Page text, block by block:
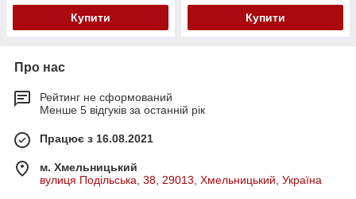
Купити Купити
Про нас
Рейтинг не сформований
Менше 5 відгуків за останній рік
Працює з 16.08.2021
м. Хмельницький
вулиця Подільська, 38, 29013, Хмельницький, Україна